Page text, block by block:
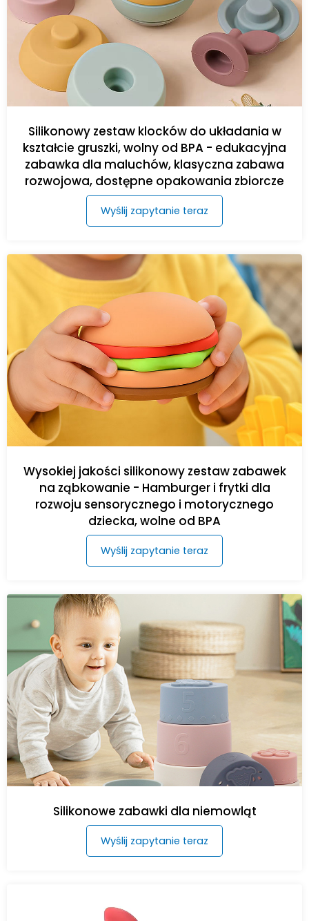
Silikonowy zestaw klocków do układania w
kształcie gruszki, wolny od BPA - edukacyjna
zabawka dla maluchów, klasyczna zabawa
rozwojowa, dostępne opakowania zbiorcze
Wyślij zapytanie teraz
Wysokiej jakości silikonowy zestaw zabawek
na ząbkowanie - Hamburger i frytki dla
rozwoju sensorycznego i motorycznego
dziecka, wolne od BPA
Wyślij zapytanie teraz
Silikonowe zabawki dla niemowląt
Wyślij zapytanie teraz